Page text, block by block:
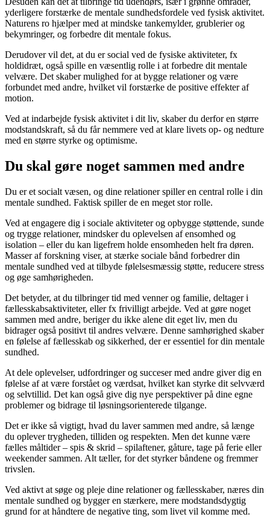
yderligere forstærke de mentale sundhedsfordele ved fysisk aktivitet.
Naturens ro hjælper med at mindske tankemylder, grublerier og
bekymringer, og forbedre dit mentale fokus.
Derudover vil det, at du er social ved de fysiske aktiviteter, fx
holdidræt, også spille en væsentlig rolle i at forbedre dit mentale
velvære. Det skaber mulighed for at bygge relationer og være
forbundet med andre, hvilket vil forstærke de positive effekter af
motion.
Ved at indarbejde fysisk aktivitet i dit liv, skaber du derfor en større
modstandskraft, så du får nemmere ved at klare livets op- og nedture
med en større styrke og optimisme.
Du skal gøre noget sammen med andre
Du er et socialt væsen, og dine relationer spiller en central rolle i din
mentale sundhed. Faktisk spiller de en meget stor rolle.
Ved at engagere dig i sociale aktiviteter og opbygge støttende, sunde
og trygge relationer, mindsker du oplevelsen af ensomhed og
isolation – eller du kan ligefrem holde ensomheden helt fra døren.
Masser af forskning viser, at stærke sociale bånd forbedrer din
mentale sundhed ved at tilbyde følelsesmæssig støtte, reducere stress
og øge samhørigheden.
Det betyder, at du tilbringer tid med venner og familie, deltager i
fællesskabsaktiviteter, eller fx frivilligt arbejde. Ved at gøre noget
sammen med andre, beriger du ikke alene dit eget liv, men du
bidrager også positivt til andres velvære. Denne samhørighed skaber
en følelse af fællesskab og sikkerhed, der er essentiel for din mentale
sundhed.
At dele oplevelser, udfordringer og succeser med andre giver dig en
følelse af at være forstået og værdsat, hvilket kan styrke dit selvværd
og selvtillid. Det kan også give dig nye perspektiver på dine egne
problemer og bidrage til løsningsorienterede tilgange.
Det er ikke så vigtigt, hvad du laver sammen med andre, så længe
du oplever trygheden, tilliden og respekten. Men det kunne være
fælles måltider – spis & skrid – spilaftener, gåture, tage på ferie eller
weekender sammen. Alt tæller, for det styrker båndene og fremmer
trivslen.
Ved aktivt at søge og pleje dine relationer og fællesskaber, næres din
mentale sundhed og bygger en stærkere, mere modstandsdygtig
grund for at håndtere de negative ting, som livet vil komme med.